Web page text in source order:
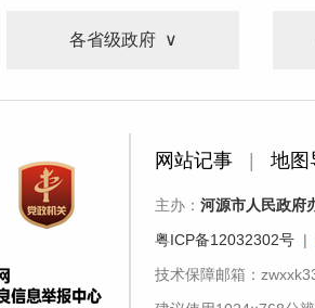
各省级政府
网站记事 地图
主办： 河源市人民政府
粤ICP备12032302号 |
技术保障邮箱：